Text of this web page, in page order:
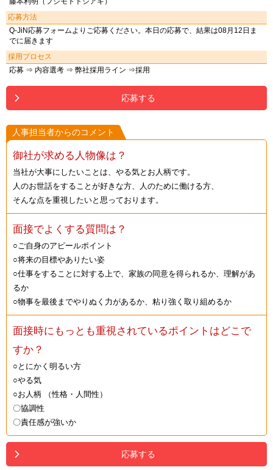
応募方法
Q-JiN応募フォームよりご応募ください。本日の応募で、結果は08月12日ま
でに届きます
採用プロセス
応募 ⇒ 内容選考 ⇒ 弊社採用ライン ⇒採用
応募する
人事担当者からのコメント
御社が求める人物像は？
当社が大事にしたいことは、やる気とお人柄です。
人のお世話をすることが好きな方、人のために働ける方、
そんな点を重視したいと思っております。
面接でよくする質問は？
○ご自身のアピールポイント
○将来の目標やありたい姿
○仕事をすることに対する上で、家族の同意を得られるか、理解があ
るか
○物事を最後までやりぬく力があるか、粘り強く取り組めるか
面接時にもっとも重視されているポイントはどこで
すか？
○とにかく明るい方
○やる気
○お人柄 （性格・人間性）
〇協調性
〇責任感が強いか
応募する